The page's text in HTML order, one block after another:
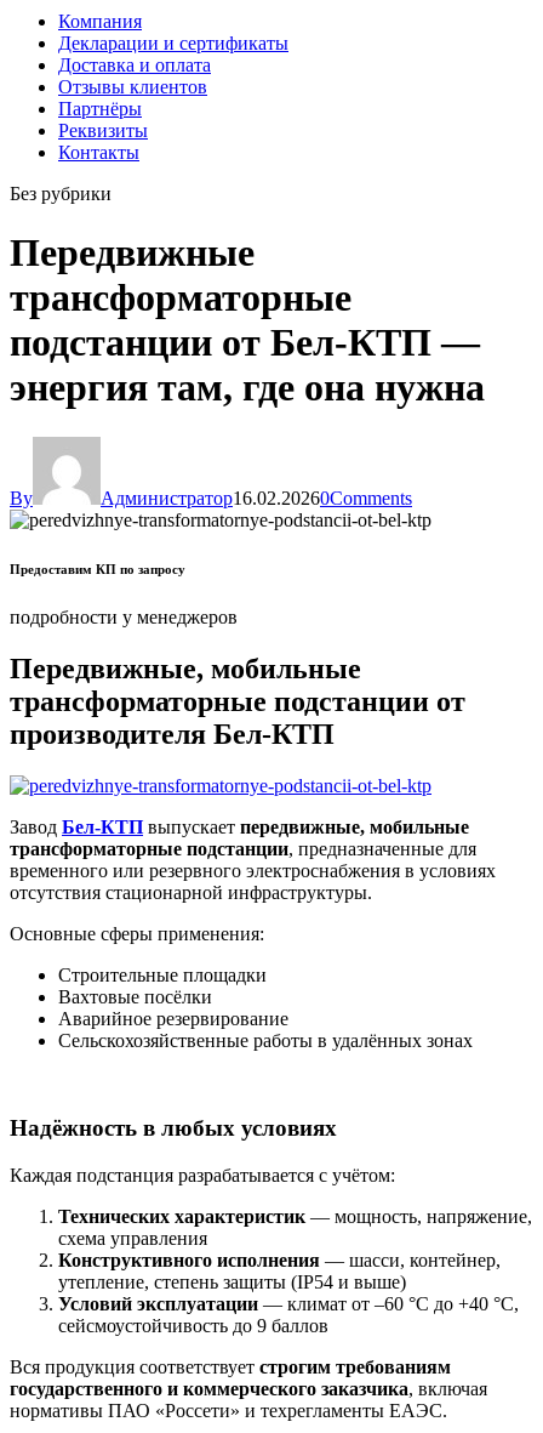
Компания
Декларации и сертификаты
Доставка и оплата
Отзывы клиентов
Партнёры
Реквизиты
Контакты
Без рубрики
Передвижные
трансформаторные
подстанции от Бел-КТП —
энергия там, где она нужна
By Администратор16.02.20260Comments
Предоставим КП по запросу
подробности у менеджеров
Передвижные, мобильные
трансформаторные подстанции от
производителя Бел-КТП
Завод Бел-КТП выпускает передвижные, мобильные
трансформаторные подстанции, предназначенные для
временного или резервного электроснабжения в условиях
отсутствия стационарной инфраструктуры.
Основные сферы применения:
Строительные площадки
Вахтовые посёлки
Аварийное резервирование
Сельскохозяйственные работы в удалённых зонах
Надёжность в любых условиях
Каждая подстанция разрабатывается с учётом:
Технических характеристик — мощность, напряжение,
схема управления
Конструктивного исполнения — шасси, контейнер,
утепление, степень защиты (IP54 и выше)
Условий эксплуатации — климат от –60 °C до +40 °C,
сейсмоустойчивость до 9 баллов
Вся продукция соответствует строгим требованиям
государственного и коммерческого заказчика, включая
нормативы ПАО «Россети» и техрегламенты ЕАЭС.